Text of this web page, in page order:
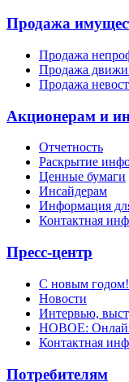
Продажа
Продажа
Продажа
Продажа
Акционерам и
Отчетность
Раскрытие
Ценные бумаги
Инсайдерам
Информация
Контактная
Пресс-центр
С новым годом!
Новости
Интервью,
НОВОЕ:
Контактная
Потребителям